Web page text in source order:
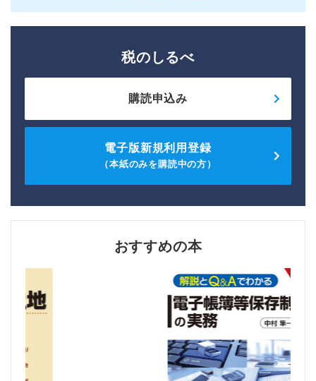
税のしるべ
購読申込み
電子版新規利用登録
（本紙のみを購読中の方）
おすすめの本